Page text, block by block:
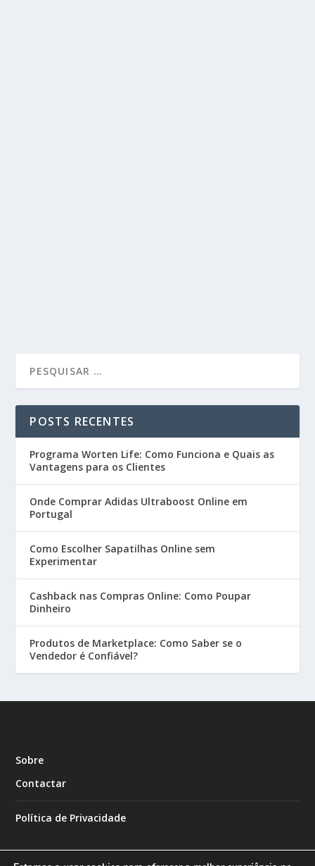
POSTS RECENTES
Programa Worten Life: Como Funciona e Quais as
Vantagens para os Clientes
Onde Comprar Adidas Ultraboost Online em
Portugal
Como Escolher Sapatilhas Online sem
Experimentar
Cashback nas Compras Online: Como Poupar
Dinheiro
Produtos de Marketplace: Como Saber se o
Vendedor é Confiável?
Sobre
Contactar
Política de Privacidade